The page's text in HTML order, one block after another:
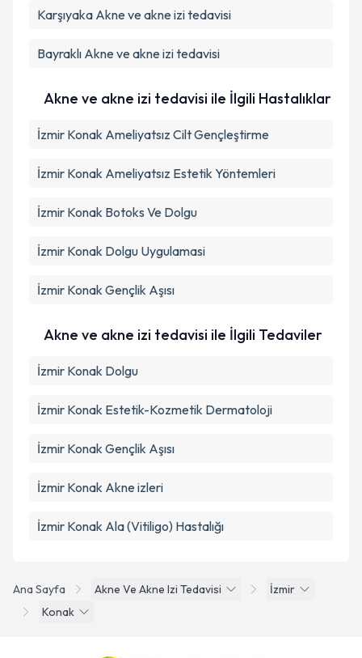
Ana Sayfa Akne Ve Akne Izi Tedavisi
İzmir
Konak
Karşıyaka Akne ve akne izi tedavisi
Bayraklı Akne ve akne izi tedavisi
Akne ve akne izi tedavisi ile İlgili Hastalıklar
İzmir Konak Ameliyatsız Cilt Gençleştirme
İzmir Konak Ameliyatsız Estetik Yöntemleri
İzmir Konak Botoks Ve Dolgu
İzmir Konak Dolgu Uygulamasi
İzmir Konak Gençlik Aşısı
Akne ve akne izi tedavisi ile İlgili Tedaviler
İzmir Konak Dolgu
İzmir Konak Estetik-Kozmetik Dermatoloji
İzmir Konak Gençlik Aşısı
İzmir Konak Akne izleri
İzmir Konak Ala (Vitiligo) Hastalığı